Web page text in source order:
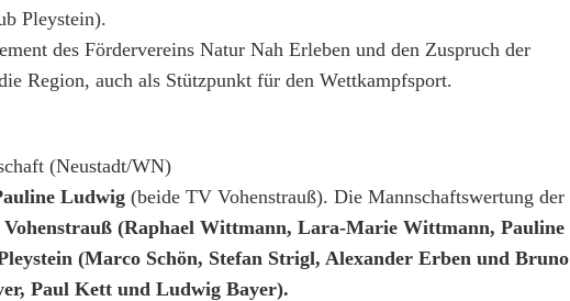
Pleystein).
des Fördervereins Natur Nah Erleben und den Zuspruch der
Region, auch als Stützpunkt für den Wettkampfsport.
(Neustadt/WN)
Ludwig (beide TV Vohenstrauß). Die Mannschaftswertung der
(Raphael Wittmann, Lara-Marie Wittmann, Pauline
(Marco Schön, Stefan Strigl, Alexander Erben und Bruno
Paul Kett und Ludwig Bayer).